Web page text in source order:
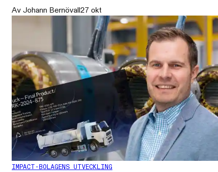
Av Johann Bernövall27 okt
IMPACT-BOLAGENS UTVECKLING